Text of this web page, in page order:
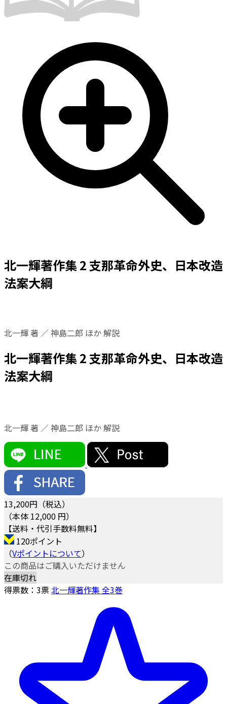
北一輝著作集 2 支那革命外史、日本改造
法案大綱
北一輝 著 ／ 神島二郎 ほか 解説
北一輝著作集 2 支那革命外史、日本改造
法案大綱
北一輝 著 ／ 神島二郎 ほか 解説
13,200円（税込）
（本体 12,000 円）
【送料・代引手数料無料】
120ポイント
（Vポイントについて）
この商品はご購入いただけません
在庫切れ
得票数： 3票北一輝著作集 全3巻